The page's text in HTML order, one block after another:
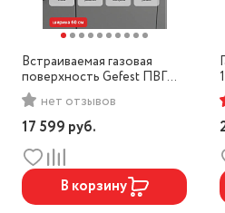
Встраиваемая газовая
поверхность Gefest ПВГ
1214-01 К2, черный
нет отзывов
17 599 руб.
В корзину